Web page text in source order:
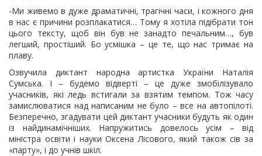
-Ми живемо в дуже драматичні, трагічні часи, і кожного дня
в нас є причини розплакатися… Тому я хотіла підібрати тон
цього тексту, щоб він був не занадто печальним…, був
легший, простіший. Бо усмішка – це те, що нас тримає на
плаву.
Озвучила диктант народна артистка України Наталія
Сумська. І – будемо відверті – це дуже змобілізувало
учасників, які ледь встигали за взятим темпом. Тож часу
замислюватися над написаним не було – все на автопілоті.
Безперечно, згадувати цей диктант учасники будуть як один
із найдинамічніших. Напружитись довелось усім – від
міністра освіти і науки Оксена Лісового, який також сів за
«парту», і до учнів шкіл.